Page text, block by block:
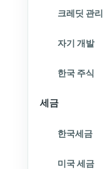
크레딧 관리
자기 개발
한국 주식
세금
한국세금
미국 세금